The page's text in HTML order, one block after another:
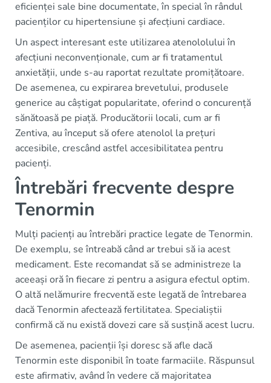
eficienței sale bine documentate, în special în rândul
pacienților cu hipertensiune și afecțiuni cardiace.
Un aspect interesant este utilizarea atenololului în
afecțiuni neconvenționale, cum ar fi tratamentul
anxietății, unde s-au raportat rezultate promițătoare.
De asemenea, cu expirarea brevetului, produsele
generice au câștigat popularitate, oferind o concurență
sănătoasă pe piață. Producătorii locali, cum ar fi
Zentiva, au început să ofere atenolol la prețuri
accesibile, crescând astfel accesibilitatea pentru
pacienți.
Întrebări frecvente despre
Tenormin
Mulți pacienți au întrebări practice legate de Tenormin.
De exemplu, se întreabă când ar trebui să ia acest
medicament. Este recomandat să se administreze la
aceeași oră în fiecare zi pentru a asigura efectul optim.
O altă nelămurire frecventă este legată de întrebarea
dacă Tenormin afectează fertilitatea. Specialiștii
confirmă că nu există dovezi care să susțină acest lucru.
De asemenea, pacienții își doresc să afle dacă
Tenormin este disponibil în toate farmaciile. Răspunsul
este afirmativ, având în vedere că majoritatea